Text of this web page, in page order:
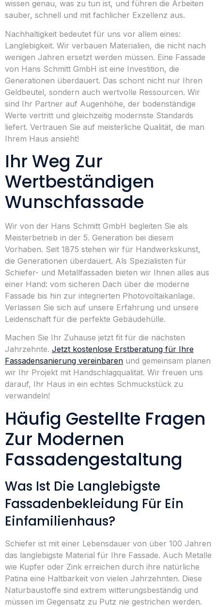
wissen genau, was zu tun ist, und führen die Arbeiten
sauber, schnell und mit fachlicher Exzellenz aus.
Nachhaltigkeit bedeutet für uns vor allem eines:
Langlebigkeit. Wir verbauen Materialien, die nicht nach
wenigen Jahren ersetzt werden müssen. Eine Fassade
von Hans Schmitt GmbH ist eine Investition, die
Generationen überdauert. Das schont nicht nur Ihren
Geldbeutel, sondern auch wertvolle Ressourcen. Wir
sind Ihr Partner auf Augenhöhe, der bodenständige
Werte vertritt und gleichzeitig modernste Standards
liefert. Vertrauen Sie auf meisterliche Qualität, die man
Ihrem Haus ansieht!
Ihr Weg Zur
Wertbeständigen
Wunschfassade
Wir von der Hans Schmitt GmbH begleiten Sie als
Meisterbetrieb in der 5. Generation bei diesem
Vorhaben. Seit 1875 stehen wir für Handwerkskunst,
die Generationen überdauert. Als Spezialisten für
Schiefer- und Metallfassaden bieten wir Ihnen alles aus
einer Hand: vom sicheren Dach über die moderne
Fassade bis hin zur integrierten Photovoltaikanlage.
Verlassen Sie sich auf unsere Erfahrung und unsere
Leidenschaft für die perfekte Gebäudehülle.
Machen Sie Ihr Zuhause jetzt fit für die nächsten
Jahrzehnte. Jetzt kostenlose Erstberatung für Ihre
Fassadensanierung vereinbaren und gemeinsam planen
wir Ihr Projekt mit Handschlagqualität. Wir freuen uns
darauf, Ihr Haus in ein echtes Schmuckstück zu
verwandeln!
Häufig Gestellte Fragen
Zur Modernen
Fassadengestaltung
Was Ist Die Langlebigste
Fassadenbekleidung Für Ein
Einfamilienhaus?
Schiefer ist mit einer Lebensdauer von über 100 Jahren
das langlebigste Material für Ihre Fassade. Auch Metalle
wie Kupfer oder Zink erreichen durch ihre natürliche
Patina eine Haltbarkeit von vielen Jahrzehnten. Diese
Naturbaustoffe sind extrem witterungsbeständig und
müssen im Gegensatz zu Putz nie gestrichen werden.